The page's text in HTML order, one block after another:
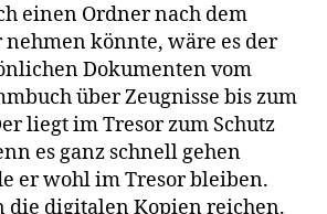
einen Ordner nach dem
nehmen könnte, wäre es der
Dokumenten vom
über Zeugnisse bis zum
liegt im Tresor zum Schutz
es ganz schnell gehen
er wohl im Tresor bleiben.
die digitalen Kopien reichen.